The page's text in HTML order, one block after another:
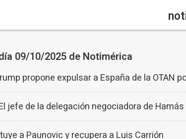
09/10/2025 de Notimérica
propone expulsar a España de la
jefe de la delegación negociadora de
a Paunovic y recupera a Luis Carrión